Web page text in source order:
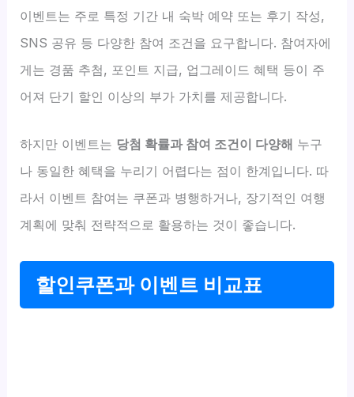
이벤트는 주로 특정 기간 내 숙박 예약 또는 후기 작성,
SNS 공유 등 다양한 참여 조건을 요구합니다. 참여자에
게는 경품 추첨, 포인트 지급, 업그레이드 혜택 등이 주
어져 단기 할인 이상의 부가 가치를 제공합니다.
하지만 이벤트는 당첨 확률과 참여 조건이 다양해 누구
나 동일한 혜택을 누리기 어렵다는 점이 한계입니다. 따
라서 이벤트 참여는 쿠폰과 병행하거나, 장기적인 여행
계획에 맞춰 전략적으로 활용하는 것이 좋습니다.
할인쿠폰과 이벤트 비교표